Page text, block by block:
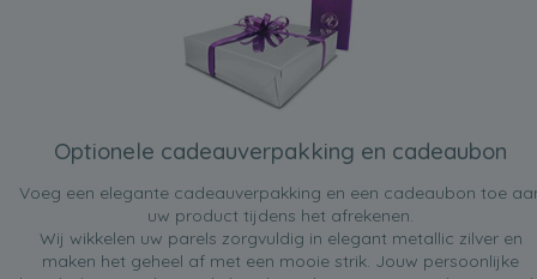
Optionele cadeauverpakking en cadeaubon
Voeg een elegante cadeauverpakking en een cadeaubon toe
uw product tijdens het afrekenen.
Wij wikkelen uw parels zorgvuldig in elegant metallic zilver en
maken het geheel af met een mooie strik. Jouw persoonlijke